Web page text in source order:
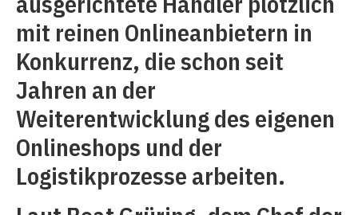
mit reinen Onlineanbietern in
Konkurrenz, die schon seit
Jahren an der
Weiterentwicklung des eigenen
Onlineshops und der
Logistikprozesse arbeiten.